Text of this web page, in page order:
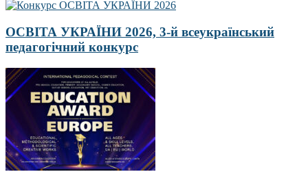
ОСВІТА УКРАЇНИ 2026, 3-й всеукраїнський
педагогічний конкурс